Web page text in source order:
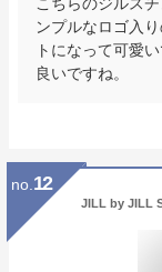
ンプルなロゴ入
トになって可愛
良いですね。
no. 12